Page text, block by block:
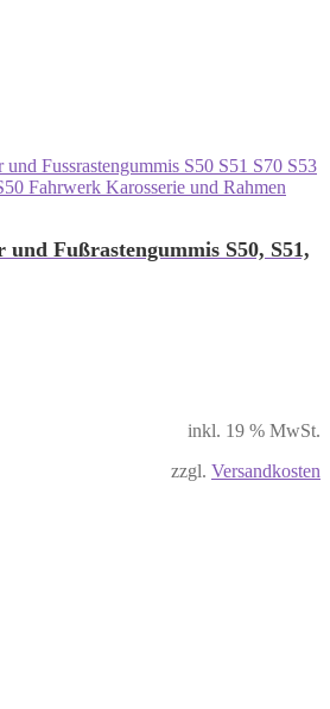
und Fußrastengummis S50, S51,
inkl. 19 % MwSt.
zzgl. Versandkosten